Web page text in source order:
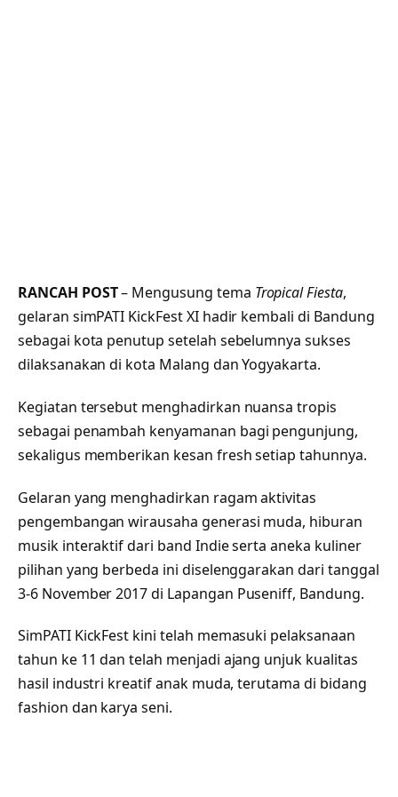
RANCAH POST– Mengusung tema Tropical Fiesta,
gelaran simPATI KickFest XI hadir kembali di Bandung
sebagai kota penutup setelah sebelumnya sukses
dilaksanakan di kota Malang dan Yogyakarta.
Kegiatan tersebut menghadirkan nuansa tropis
sebagai penambah kenyamanan bagi pengunjung,
sekaligus memberikan kesan fresh setiap tahunnya.
Gelaran yang menghadirkan ragam aktivitas
pengembangan wirausaha generasi muda, hiburan
musik interaktif dari band Indie serta aneka kuliner
pilihan yang berbeda ini diselenggarakan dari tanggal
3-6 November 2017 di Lapangan Puseniff, Bandung.
SimPATI KickFest kini telah memasuki pelaksanaan
tahun ke 11 dan telah menjadi ajang unjuk kualitas
hasil industri kreatif anak muda, terutama di bidang
fashion dan karya seni.